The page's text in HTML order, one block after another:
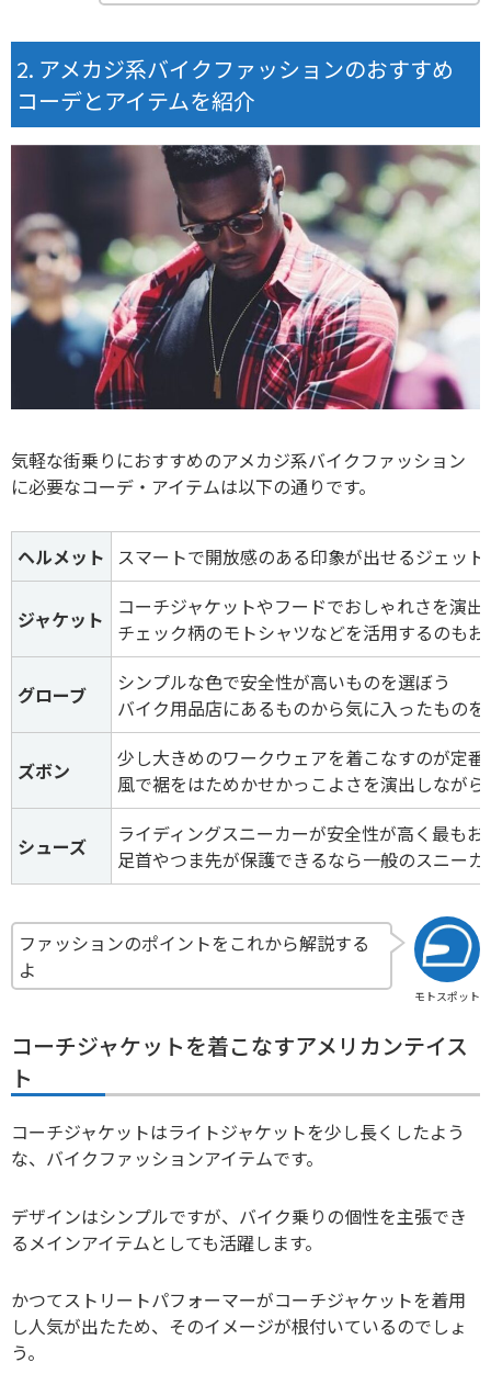
アメカジ系バイクファッションのおすすめ
コーデとアイテムを紹介
気軽な街乗りにおすすめのアメカジ系バイクファッション
に必要なコーデ・アイテムは以下の通りです。
ヘルメット スマートで開放感のある印象が出せるジェッ
ジャケット
コーチジャケットやフードでおしゃれさを演出
チェック柄のモトシャツなどを活用するのも
グローブ
シンプルな色で安全性が高いものを選ぼう
バイク用品店にあるものから気に入ったものを
ズボン
少し大きめのワークウェアを着こなすのが定番
風で裾をはためかせかっこよさを演出しなが
シューズ
ライディングスニーカーが安全性が高く最もお
足首やつま先が保護できるなら一般のスニー
モトスポット
ファッションのポイントをこれから解説する
よ
コーチジャケットを着こなすアメリカンテイス
ト
コーチジャケットはライトジャケットを少し長くしたよう
な、バイクファッションアイテムです。
デザインはシンプルですが、バイク乗りの個性を主張でき
るメインアイテムとしても活躍します。
かつてストリートパフォーマーがコーチジャケットを着用
し人気が出たため、そのイメージが根付いているのでしょ
う。